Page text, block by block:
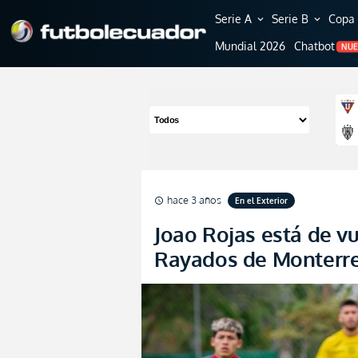
Serie A expand_more Serie B expand_more
Mundial 2026
Chatbot
schedule hace 3 años En el Exterior
Joao Rojas está de
Rayados de